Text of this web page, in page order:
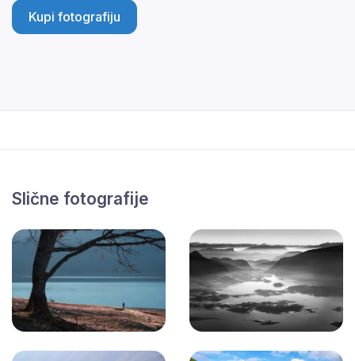
Kupi fotografiju
Slične fotografije